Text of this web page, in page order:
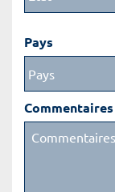
Pays
Commentaires